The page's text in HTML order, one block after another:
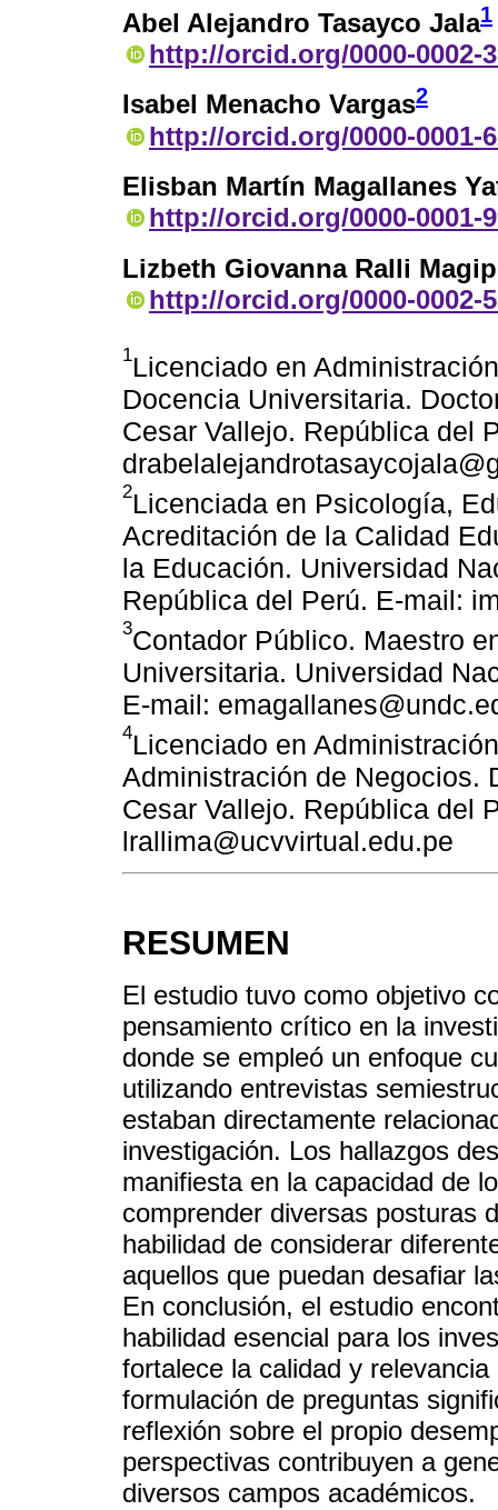
Abel Alejandro Tasayco Jala1
http://orcid.org/0000-0002-
Isabel Menacho Vargas2
http://orcid.org/0000-0001-
Elisban Martín Magallanes
http://orcid.org/0000-0001-
Lizbeth Giovanna Ralli
http://orcid.org/0000-0002-
1Licenciado en
Docencia Universitaria.
Cesar Vallejo. República del
2Licenciada en Psicología,
Acreditación de la Calidad
la Educación. Universidad
República del Perú. E-mail:
3Contador Público. Maestro
Universitaria. Universidad
E-mail:
4Licenciado en
Administración de Negocios.
Cesar Vallejo. República del
lrallima@ucvvirtual.edu.pe
RESUMEN
El estudio tuvo como objetivo
pensamiento crítico en la
donde se empleó un enfoque
utilizando entrevistas
estaban directamente
investigación. Los hallazgos
manifiesta en la capacidad de
comprender diversas posturas
habilidad de considerar
aquellos que puedan desafiar
En conclusión, el estudio
habilidad esencial para los
fortalece la calidad y
formulación de preguntas
reflexión sobre el propio
perspectivas contribuyen a
diversos campos académicos.